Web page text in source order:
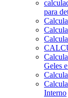
para
Geles
Interno